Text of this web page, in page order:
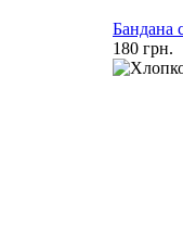
Бандана
180 грн.